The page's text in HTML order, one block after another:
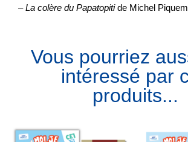
–La colère du Papatopitide Michel
Vous pourriez
intéressé par
produits...